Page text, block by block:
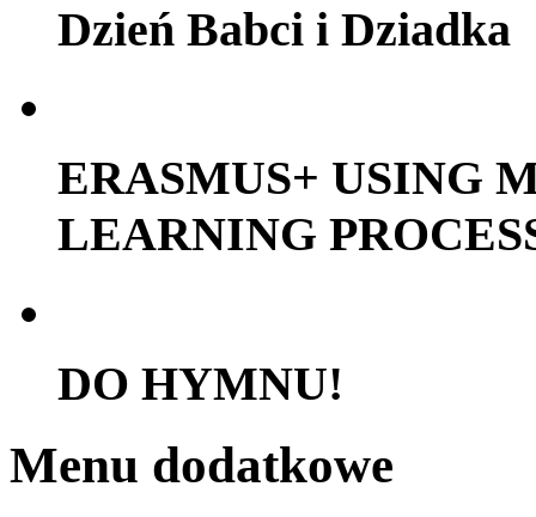
Dzień Babci i Dziadka
ERASMUS+ USING
LEARNING
DO HYMNU!
Menu dodatkowe